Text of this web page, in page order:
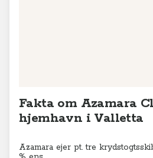
Fakta om Azamara
hjemhavn i Valletta
Azamara ejer pt. tre